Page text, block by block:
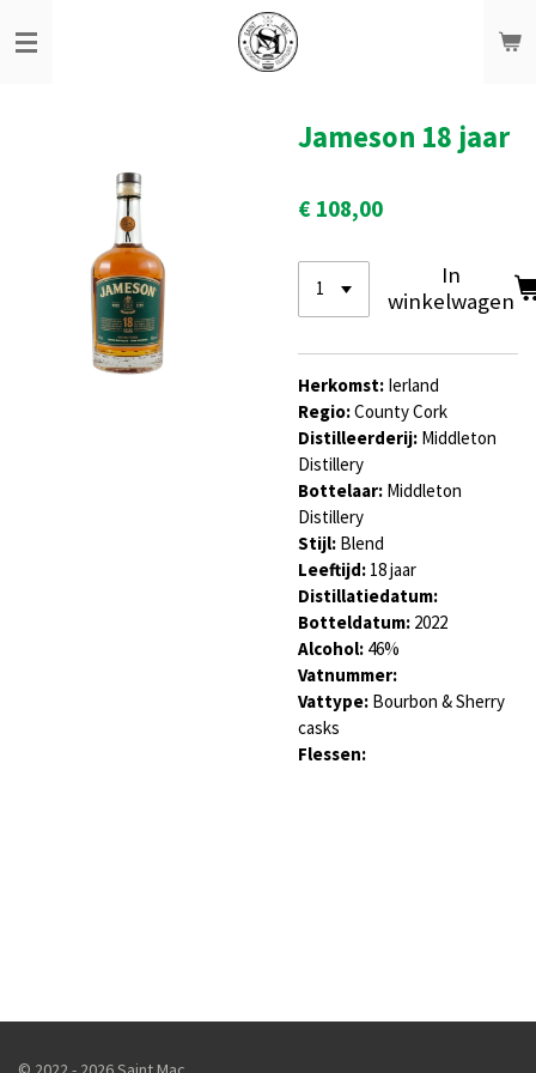
direct
Jameson 18 jaar
€ 108,00
In
winkelwagen
Herkomst: Ierland
Regio:County Cork
Distilleerderij: Middleton
Distillery
Bottelaar: Middleton
Distillery
Stijl: Blend
Leeftijd: 18 jaar
Distillatiedatum:
Botteldatum: 2022
Alcohol: 46%
Vatnummer:
Vattype: Bourbon & Sherry
casks
Flessen: